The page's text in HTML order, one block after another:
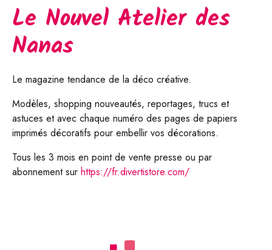
Le Nouvel Atelier des
Nanas
Le magazine tendance de la déco créative.
Modèles, shopping nouveautés, reportages, trucs et
astuces et avec chaque numéro des pages de papiers
imprimés décoratifs pour embellir vos décorations.
Tous les 3 mois en point de vente presse ou par
abonnement sur https://fr.divertistore.com/